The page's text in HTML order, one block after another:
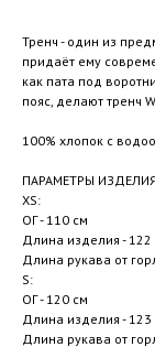
Тренч - один из
придаёт ему
как пата под
пояс, делают тренч
100% хлопок с
ПАРАМЕТРЫ
XS:
ОГ - 110 см
Длина изделия - 122
Длина рукава от
S:
ОГ - 120 см
Длина изделия - 123
Длина рукава от